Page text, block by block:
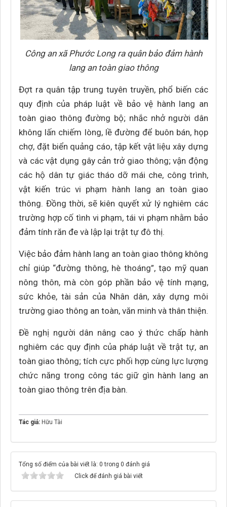
Công an xã Phước Long ra quân bảo đảm hành
lang an toàn giao thông
Đợt ra quân tập trung tuyên truyền, phổ biến các
quy định của pháp luật về bảo vệ hành lang an
toàn giao thông đường bộ; nhắc nhở người dân
không lấn chiếm lòng, lề đường để buôn bán, họp
chợ, đặt biển quảng cáo, tập kết vật liệu xây dựng
và các vật dụng gây cản trở giao thông; vận động
các hộ dân tự giác tháo dỡ mái che, công trình,
vật kiến trúc vi phạm hành lang an toàn giao
thông. Đồng thời, sẽ kiên quyết xử lý nghiêm các
trường hợp cố tình vi phạm, tái vi phạm nhằm bảo
đảm tính răn đe và lập lại trật tự đô thị.
Việc bảo đảm hành lang an toàn giao thông không
chỉ giúp “đường thông, hè thoáng”, tạo mỹ quan
nông thôn, mà còn góp phần bảo vệ tính mạng,
sức khỏe, tài sản của Nhân dân, xây dựng môi
trường giao thông an toàn, văn minh và thân thiện.
Đề nghị người dân nâng cao ý thức chấp hành
nghiêm các quy định của pháp luật về trật tự, an
toàn giao thông; tích cực phối hợp cùng lực lượng
chức năng trong công tác giữ gìn hành lang an
toàn giao thông trên địa bàn.
Tác giả: Hữu Tài
Tổng số điểm của bài viết là: 0 trong 0 đánh giá
Click để đánh giá bài viết